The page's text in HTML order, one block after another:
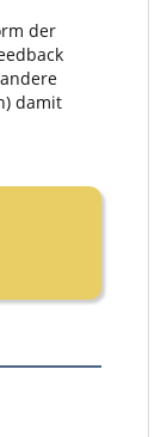
der
damit